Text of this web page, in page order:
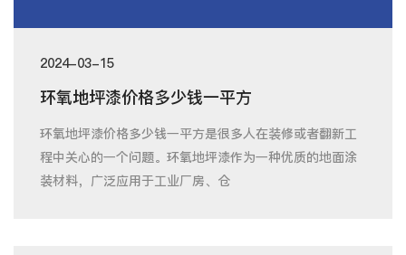
2024-03-15
环氧地坪漆价格多少钱一平方
环氧地坪漆价格多少钱一平方是很多人在装修或者翻新工
程中关心的一个问题。环氧地坪漆作为一种优质的地面涂
装材料，广泛应用于工业厂房、仓